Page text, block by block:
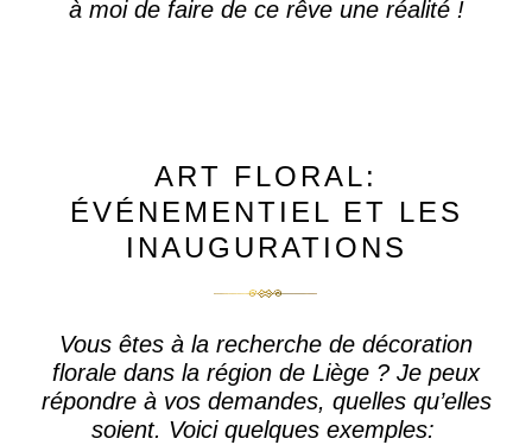
à moi de faire de ce rêve une réalité !
ART FLORAL:
ÉVÉNEMENTIEL ET LES
INAUGURATIONS
Vous êtes à la recherche de décoration
florale dans la région de Liège ? Je peux
répondre à vos demandes, quelles qu’elles
soient. Voici quelques exemples: